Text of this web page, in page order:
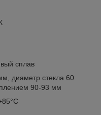
сплав
диаметр стекла 60
90-93 мм